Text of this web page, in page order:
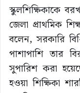
স্কুলশিক্ষিকাকে
জেলা প্রাথমিক
বলেন, সরকারি
পাশাপাশি তার
সুপারিশ করা
হওয়া শিক্ষিকা